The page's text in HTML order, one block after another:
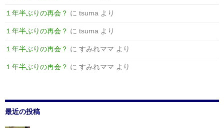
１年半ぶりの再会？ に tsuma より
１年半ぶりの再会？ に tsuma より
１年半ぶりの再会？ に すみれママ より
１年半ぶりの再会？ に すみれママ より
最近の投稿